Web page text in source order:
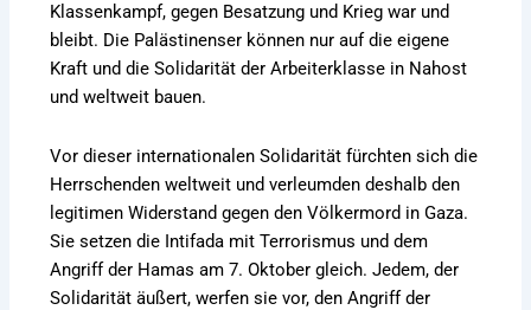
Klassenkampf, gegen Besatzung und Krieg war und
bleibt. Die Palästinenser können nur auf die eigene
Kraft und die Solidarität der Arbeiterklasse in Nahost
und weltweit bauen.
Vor dieser internationalen Solidarität fürchten sich die
Herrschenden weltweit und verleumden deshalb den
legitimen Widerstand gegen den Völkermord in Gaza.
Sie setzen die Intifada mit Terrorismus und dem
Angriff der Hamas am 7. Oktober gleich. Jedem, der
Solidarität äußert, werfen sie vor, den Angriff der